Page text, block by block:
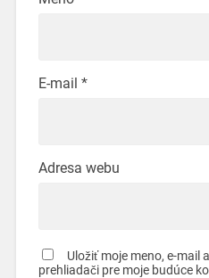
E-mail *
Adresa webu
Uložiť moje meno, e-mail
prehliadači pre moje budúce